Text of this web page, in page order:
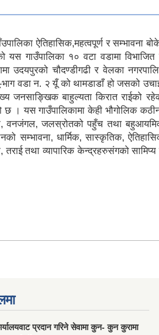
ऐतिहासिक,महत्वपूर्ण र सम्भावना
गाउँपालिका १० वटा वडामा विभाजित
उदयपुरको चौदण्डीगढी र वेलका
वडा न‌. २ यूँ को थामडाडाँ हो जसको
जनसाङ्खिक बाहुल्यता किरात राईको
। यस गाउँपालिकामा केही भौगोलिक
वनजंगल, जलस्रोतको पहुँच तथा
सम्भावना, धार्मिक, सास्कृतिक,
तथा व्यापारिक केन्द्रहरुसंगको
प्रदान गरिने सेवामा कुन- कुन कुरामा